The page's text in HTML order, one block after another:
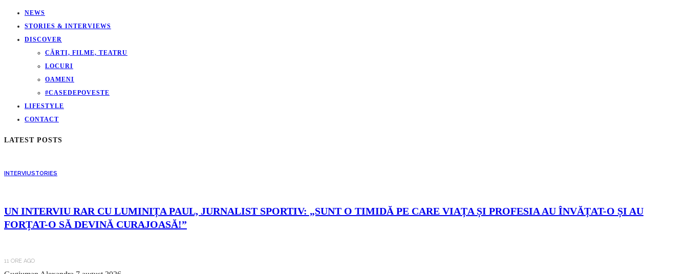
NEWS
STORIES & INTERVIEWS
DISCOVER
CĂRTI, FILME, TEATRU
LOCURI
OAMENI
#CASEDEPOVESTE
LIFESTYLE
CONTACT
LATEST POSTS
INTERVIUSTORIES
UN INTERVIU RAR CU LUMINIȚA PAUL, JURNALIST SPORTIV: „SUNT O TIMIDĂ PE CARE VIAȚA ȘI PROFESIA AU ÎNVĂȚAT-O ȘI AU
FORȚAT-O SĂ DEVINĂ CURAJOASĂ!”
11 ORE AGO